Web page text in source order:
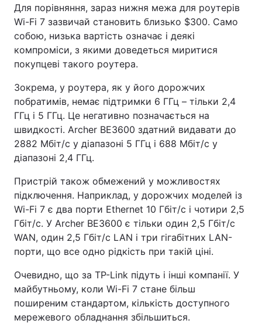
Для порівняння, зараз нижня межа для роутерів
Wi-Fi 7 зазвичай становить близько $300. Само
собою, низька вартість означає і деякі
компроміси, з якими доведеться миритися
покупцеві такого роутера.
Зокрема, у роутера, як у його дорожчих
побратимів, немає підтримки 6 ГГц – тільки 2,4
ГГц і 5 ГГц. Це негативно позначається на
швидкості. Archer BE3600 здатний видавати до
2882 Мбіт/с у діапазоні 5 ГГц і 688 Мбіт/с у
діапазоні 2,4 ГГц.
Пристрій також обмежений у можливостях
підключення. Наприклад, у дорожчих моделей із
Wi-Fi 7 є два порти Ethernet 10 Гбіт/с і чотири 2,5
Гбіт/с. У Archer BE3600 є тільки один 2,5 Гбіт/с
WAN, один 2,5 Гбіт/с LAN і три гігабітних LAN-
порти, що все одно рідкість при такій ціні.
Очевидно, що за TP-Link підуть і інші компанії. У
майбутньому, коли Wi-Fi 7 стане більш
поширеним стандартом, кількість доступного
мережевого обладнання збільшиться.